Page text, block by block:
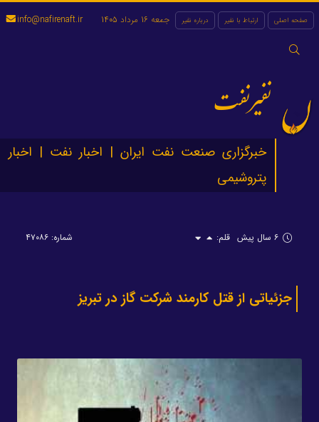
صفحه اصلی ارتباط با نفیر درباره نفیر
جستجو
جمعه 16 مرداد 1405 info@nafirenaft.ir
نفیرنفت
خبرگزاری صنعت نفت ایران | اخبار نفت | اخبار
پتروشیمی
۶ سال پیش قلم: شماره: ۴۷۰۸۶
جزئیاتی از قتل کارمند شرکت گاز در تبریز